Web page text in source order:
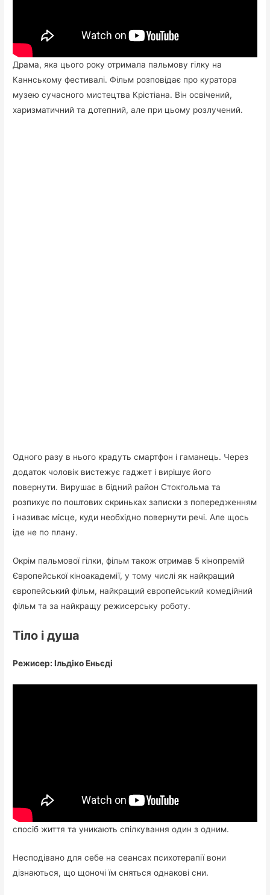
Драма, яка цього року отримала пальмову гілку на
Каннському фестивалі. Фільм розповідає про куратора
музею сучасного мистецтва Крістіана. Він освічений,
харизматичний та дотепний, але при цьому розлучений.
Одного разу в нього крадуть смартфон і гаманець. Через
додаток чоловік вистежує гаджет і вирішує його
повернути. Вирушає в бідний район Стокгольма та
розпихує по поштових скриньках записки з попередженням
і називає місце, куди необхідно повернути речі. Але щось
іде не по плану.
Окрім пальмової гілки, фільм також отримав 5 кінопремій
Європейської кіноакадемії, у тому числі як найкращий
європейський фільм, найкращий європейський комедійний
фільм та за найкращу режисерську роботу.
Тіло і душа
Режисер: Ільдіко Еньєді
спосіб життя та уникають спілкування один з одним.
Несподівано для себе на сеансах психотерапії вони
дізнаються, що щоночі їм сняться однакові сни.